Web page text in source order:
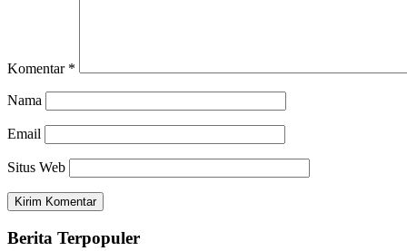
Komentar *
Nama
Email
Situs Web
Berita Terpopuler